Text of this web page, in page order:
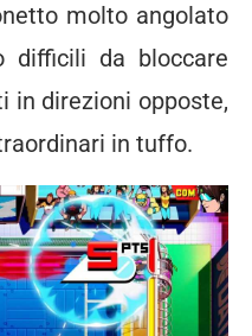
molto angolato
difficili da bloccare
in direzioni opposte,
in tuffo.